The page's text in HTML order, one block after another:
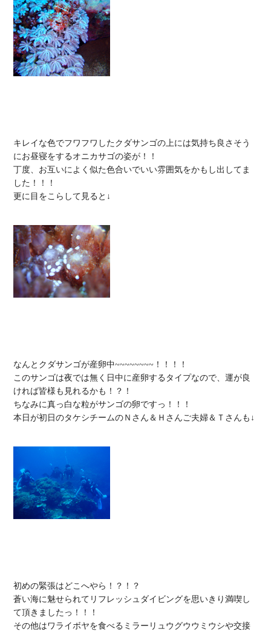
キレイな色でフワフワしたクダサンゴの上には気持ち良さそう
にお昼寝をするオニカサゴの姿が！！
丁度、お互いによく似た色合いでいい雰囲気をかもし出してま
した！！！
更に目をこらして見ると↓
なんとクダサンゴが産卵中~~~~~~~~！！！！
このサンゴは夜では無く日中に産卵するタイプなので、運が良
ければ皆様も見れるかも！？！
ちなみに真っ白な粒がサンゴの卵ですっ！！！
本日が初日のタケシチームのＮさん＆Ｈさんご夫婦＆Ｔさんも↓
初めの緊張はどこへやら！？！？
蒼い海に魅せられてリフレッシュダイビングを思いきり満喫し
て頂きましたっ！！！
その他はワライボヤを食べるミラーリュウグウウミウシや交接